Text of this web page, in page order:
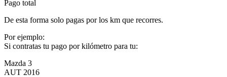
Pago total
De esta forma solo pagas por los km que recorres.
Por ejemplo:
Si contratas tu pago por kilómetro para tu:
Mazda 3
AUT 2016